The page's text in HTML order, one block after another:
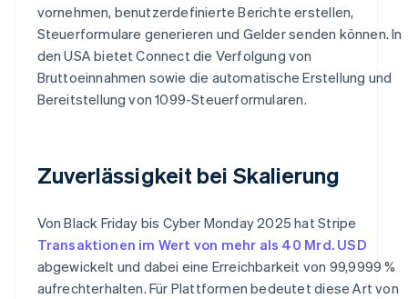
vornehmen, benutzerdefinierte Berichte erstellen,
Steuerformulare generieren und Gelder senden können. In
den USA bietet Connect die Verfolgung von
Bruttoeinnahmen sowie die automatische Erstellung und
Bereitstellung von 1099-Steuerformularen.
Zuverlässigkeit bei Skalierung
Von Black Friday bis Cyber Monday 2025 hat Stripe
Transaktionen im Wert von mehr als 40 Mrd. USD
abgewickelt und dabei eine Erreichbarkeit von 99,9999 %
aufrechterhalten. Für Plattformen bedeutet diese Art von